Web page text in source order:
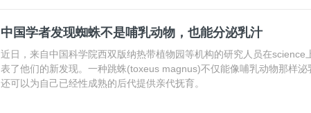
中国学者发现蜘蛛不是哺乳动物，也能分泌乳汁
近日，来自中国科学院西双版纳热带植物园等机构的研究人员在science
表了他们的新发现。一种跳蛛(toxeus magnus)不仅能像哺乳动物那样泌
还可以为自己已经性成熟的后代提供亲代抚育。